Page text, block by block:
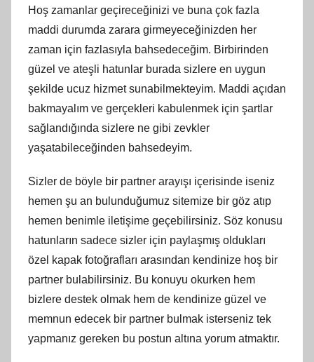
Hoş zamanlar geçireceğinizi ve buna çok fazla
maddi durumda zarara girmeyeceğinizden her
zaman için fazlasıyla bahsedeceğim. Birbirinden
güzel ve ateşli hatunlar burada sizlere en uygun
şekilde ucuz hizmet sunabilmekteyim. Maddi açıdan
bakmayalım ve gerçekleri kabulenmek için şartlar
sağlandığında sizlere ne gibi zevkler
yaşatabileceğinden bahsedeyim.
Sizler de böyle bir partner arayışı içerisinde iseniz
hemen şu an bulunduğumuz sitemize bir göz atıp
hemen benimle iletişime geçebilirsiniz. Söz konusu
hatunların sadece sizler için paylaşmış oldukları
özel kapak fotoğrafları arasından kendinize hoş bir
partner bulabilirsiniz. Bu konuyu okurken hem
bizlere destek olmak hem de kendinize güzel ve
memnun edecek bir partner bulmak isterseniz tek
yapmanız gereken bu postun altına yorum atmaktır.